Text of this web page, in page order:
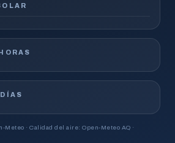
Meteo · Calidad del aire: Open-Meteo AQ ·